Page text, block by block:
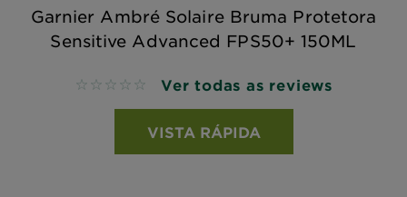
Garnier Ambré Solaire Bruma Protetora
Sensitive Advanced FPS50+ 150ML
No reviews Ver todas as reviews
VISTA RÁPIDA